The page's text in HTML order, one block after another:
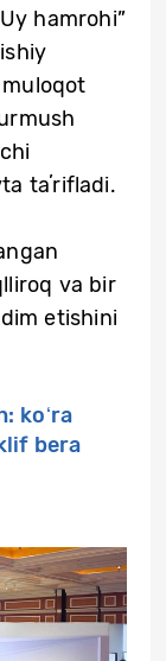
hamrohi”
taʼrifladi.
va bir
etishini
koʻra
bera